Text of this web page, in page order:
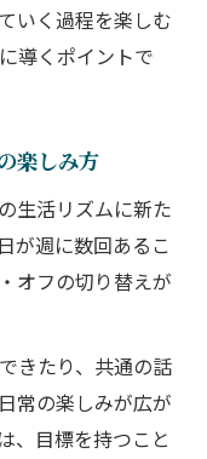
いく過程を楽しむ
導くポイントで
楽しみ方
生活リズムに新た
が週に数回あるこ
オフの切り替えが
きたり、共通の話
常の楽しみが広が
、目標を持つこと